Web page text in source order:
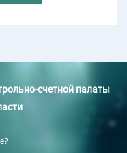
счетной палаты